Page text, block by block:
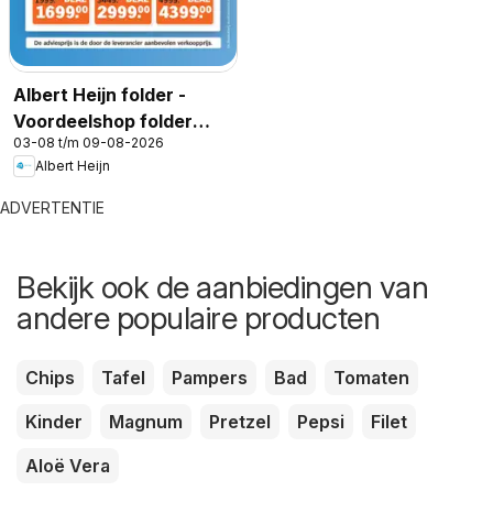
Albert Heijn folder -
Voordeelshop folder
week 32
03-08 t/m 09-08-2026
Albert Heijn
ADVERTENTIE
Bekijk ook de aanbiedingen van
andere populaire producten
Chips Tafel Pampers Bad
Tomaten
Kinder
Magnum Pretzel Pepsi
Filet
Aloë Vera